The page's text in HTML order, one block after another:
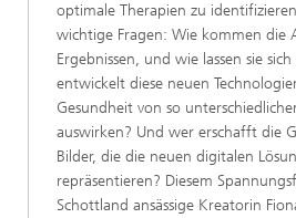
optimale Therapien zu
wichtige Fragen: Wie kommen die
Ergebnissen, und wie lassen sie
entwickelt diese neuen
Gesundheit von so
auswirken? Und wer erschafft die
Bilder, die die neuen digitalen
repräsentieren? Diesem
Schottland ansässige Kreatorin